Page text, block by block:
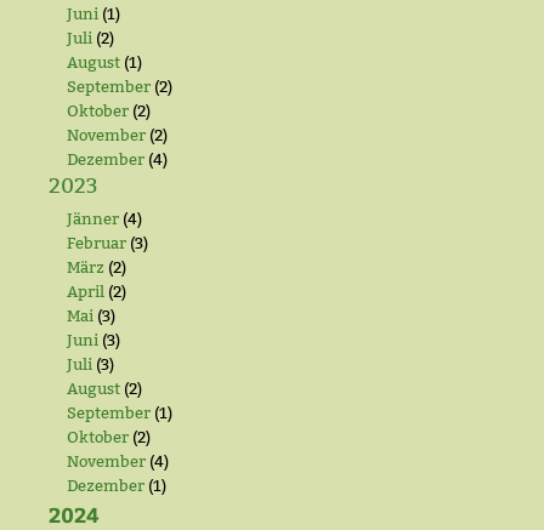
Juni (1)
Juli (2)
August (1)
September (2)
Oktober (2)
November (2)
Dezember (4)
2023
Jänner (4)
Februar (3)
März (2)
April (2)
Mai (3)
Juni (3)
Juli (3)
August (2)
September (1)
Oktober (2)
November (4)
Dezember (1)
2024